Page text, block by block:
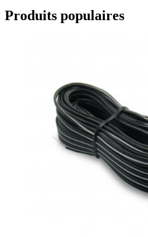
Produits populaires